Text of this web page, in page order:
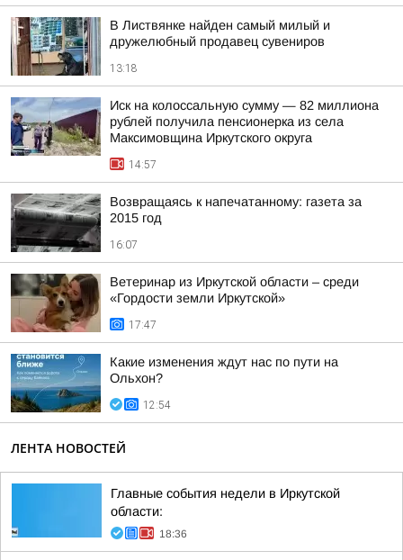
В Листвянке найден самый милый и
дружелюбный продавец сувениров
13:18
Иск на колоссальную сумму — 82 миллиона
рублей получила пенсионерка из села
Максимовщина Иркутского округа
14:57
Возвращаясь к напечатанному: газета за
2015 год
16:07
Ветеринар из Иркутской области – среди
«Гордости земли Иркутской»
17:47
Какие изменения ждут нас по пути на
Ольхон?
12:54
ЛЕНТА НОВОСТЕЙ
Главные события недели в Иркутской
области:
18:36